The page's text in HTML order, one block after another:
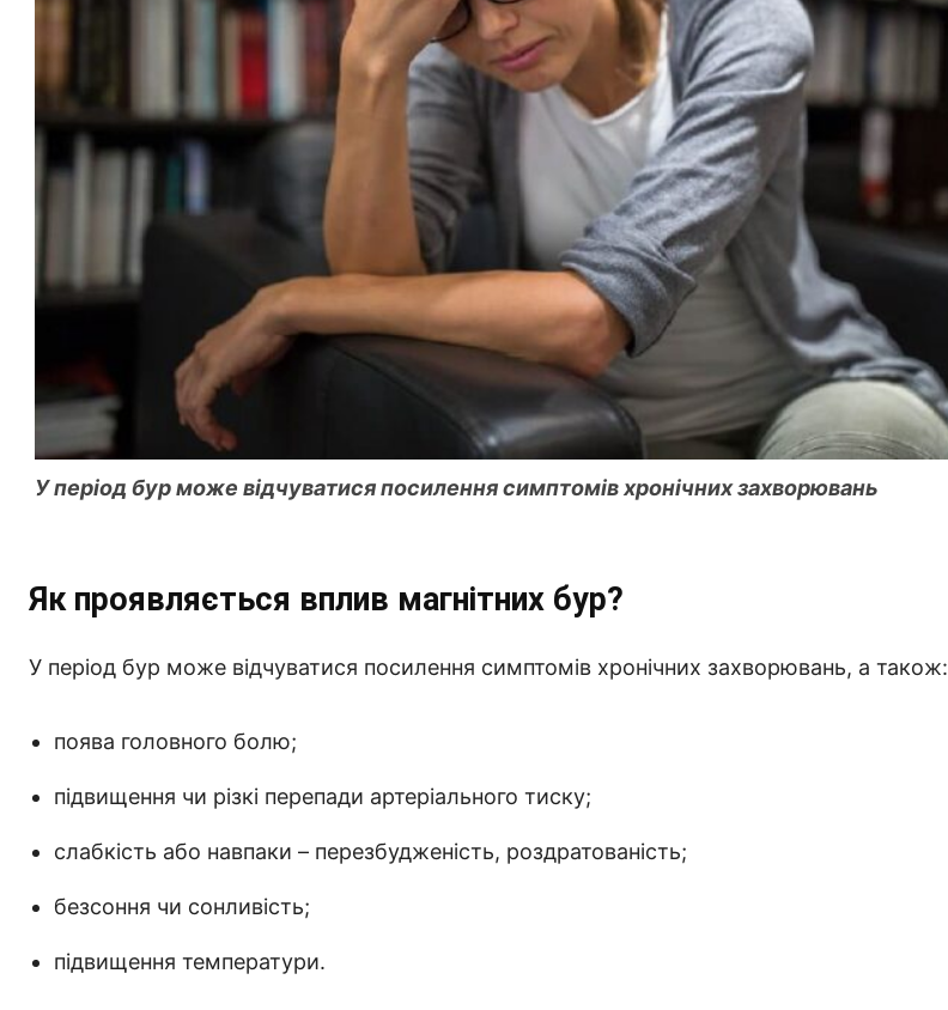
У період бур може відчуватися посилення симптомів хронічних захворювань
Як проявляється вплив магнітних бур?
У період бур може відчуватися посилення симптомів хронічних захворювань, а також:
поява головного болю;
підвищення чи різкі перепади артеріального тиску;
слабкість або навпаки – перезбудженість, роздратованість;
безсоння чи сонливість;
підвищення температури.